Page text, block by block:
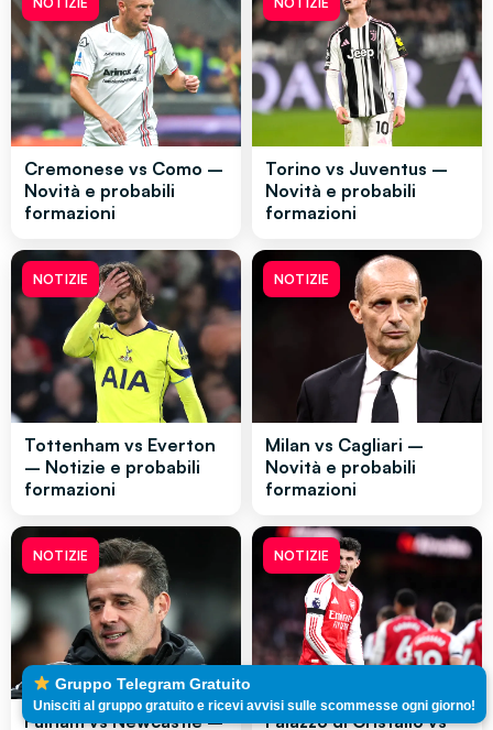
Cremonese vs Como –
Novità e probabili
formazioni
Torino vs Juventus –
Novità e probabili
formazioni
NOTIZIE
Tottenham vs Everton
– Notizie e probabili
formazioni
NOTIZIE
Milan vs Cagliari –
Novità e probabili
formazioni
NOTIZIE
Fulham vs Newcastle –
NOTIZIE
Palazzo di Cristallo vs
Gruppo Telegram Gratuito
Unisciti al gruppo gratuito e ricevi avvisi sulle scommesse ogni giorno!